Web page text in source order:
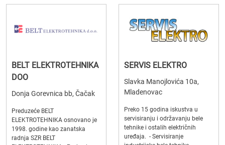
BELT ELEKTROTEHNIKA
DOO
Donja Gorevnica bb, Čačak
Preduzeće BELT
ELEKTROTEHNIKA osnovano je
1998. godine kao zanatska
radnja SZR BELT
SERVIS ELEKTRO
Slavka Manojlovića 10a,
Mladenovac
Preko 15 godina iskustva u
servisiranju i održavanju bele
tehnike i ostalih električnih
uređaja. - Servisiranje